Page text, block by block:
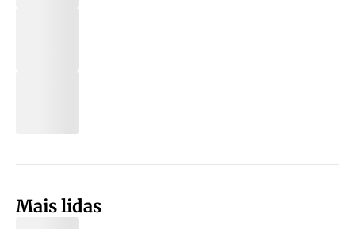
Mais lidas